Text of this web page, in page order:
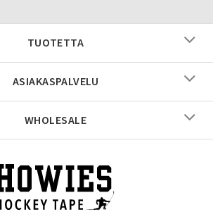
TUOTETTA
ASIAKASPALVELU
WHOLESALE